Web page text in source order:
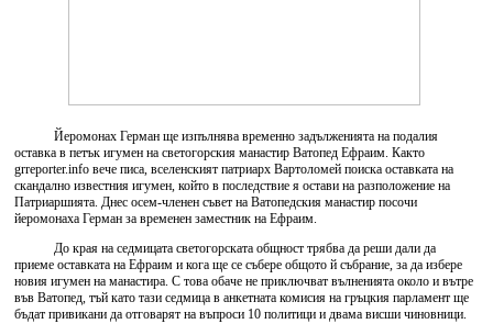
Йеромонах Герман ще изпълнява временно задълженията на подалия
оставка в петък игумен на светогорския манастир Ватопед Ефраим. Както
grreporter.info вече писа, вселенският патриарх Вартоломей поиска оставката на
скандално известния игумен, който в последствие я остави на разположение на
Патриаршията. Днес осем-членен съвет на Ватопедския манастир посочи
йеромонаха Герман за временен заместник на Ефраим.
До края на седмицата светогорската общност трябва да реши дали да
приеме оставката на Ефраим и кога ще се събере общото й събрание, за да избере
новия игумен на манастира. С това обаче не приключват вълненията около и вътре
във Ватопед, тъй като тази седмица в анкетната комисия на гръцкия парламент ще
бъдат привикани да отговарят на въпроси 10 политици и двама висши чиновници.